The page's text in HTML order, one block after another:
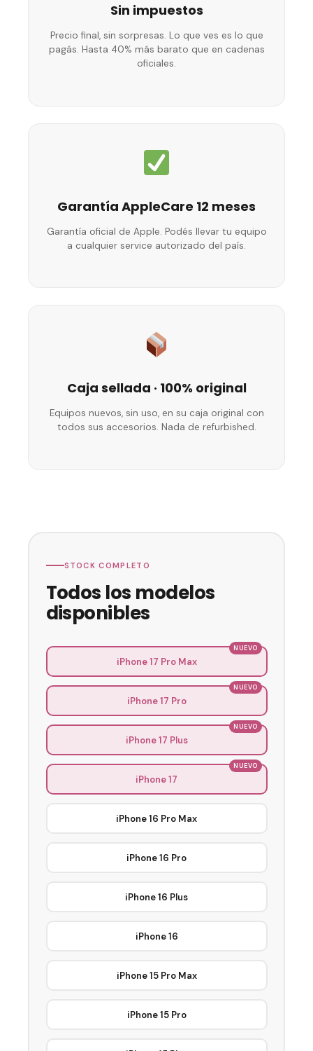
Sin impuestos
Precio final, sin sorpresas. Lo que ves es lo que
pagás. Hasta 40% más barato que en cadenas
oficiales.
Garantía AppleCare 12 meses
Garantía oficial de Apple. Podés llevar tu equipo
a cualquier service autorizado del país.
Caja sellada · 100% original
Equipos nuevos, sin uso, en su caja original con
todos sus accesorios. Nada de refurbished.
STOCK COMPLETO
Todos los modelos
disponibles
iPhone 17 Pro Max
iPhone 17 Pro
iPhone 17 Plus
iPhone 17
iPhone 16 Pro Max
iPhone 16 Pro
iPhone 16 Plus
iPhone 16
iPhone 15 Pro Max
iPhone 15 Pro